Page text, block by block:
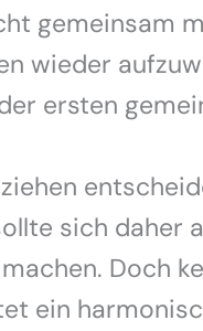
gemeinsam
wieder
ersten
sich daher
Doch
ein